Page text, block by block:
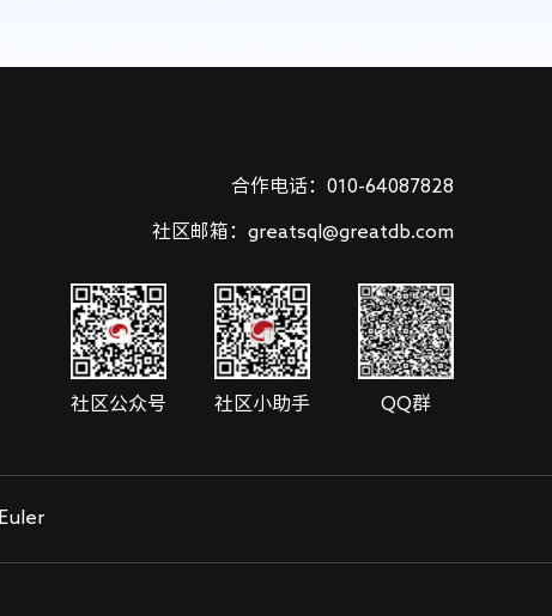
合作电话：010-64087828
社区邮箱：greatsql@greatdb.com
社区公众号 社区小助手 QQ群